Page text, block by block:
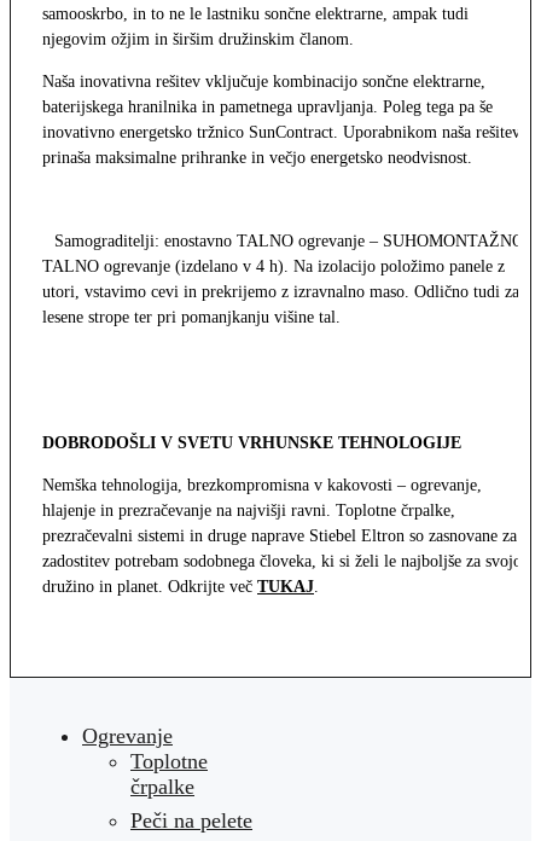
samooskrbo, in to ne le lastniku sončne elektrarne, ampak tudi
njegovim ožjim in širšim družinskim članom.
Naša inovativna rešitev vključuje kombinacijo sončne elektrarne,
baterijskega hranilnika in pametnega upravljanja. Poleg tega pa še
inovativno energetsko tržnico SunContract. Uporabnikom naša rešitev
prinaša maksimalne prihranke in večjo energetsko neodvisnost.
Samograditelji: enostavno TALNO ogrevanje – SUHOMONTAŽNO
TALNO ogrevanje (izdelano v 4 h). Na izolacijo položimo panele z
utori, vstavimo cevi in prekrijemo z izravnalno maso. Odlično tudi za
lesene strope ter pri pomanjkanju višine tal.
DOBRODOŠLI V SVETU VRHUNSKE TEHNOLOGIJE
Nemška tehnologija, brezkompromisna v kakovosti – ogrevanje,
hlajenje in prezračevanje na najvišji ravni. Toplotne črpalke,
prezračevalni sistemi in druge naprave Stiebel Eltron so zasnovane za
zadostitev potrebam sodobnega človeka, ki si želi le najboljše za svojo
družino in planet. Odkrijte več TUKAJ.
Ogrevanje
Toplotne
črpalke
Peči na pelete